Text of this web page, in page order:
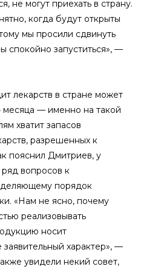
не могут приехать в страну.
когда будут открыты
мы просили сдвинуть
спокойно запуститься», —
лекарств в стране может
— именно на такой
хватит запасов
разрешенных к
пояснил Дмитриев, у
вопросов к
порядок
«Нам не ясно, почему
реализовывать
носит
характер», —
увидели некий совет,